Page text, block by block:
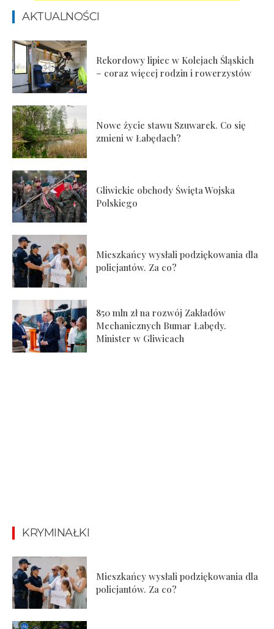
AKTUALNOŚCI
Rekordowy lipiec w Kolejach Śląskich
– coraz więcej rodzin i rowerzystów
Nowe życie stawu Szuwarek. Co się
zmieni w Łabędach?
Gliwickie obchody Święta Wojska
Polskiego
Mieszkańcy wysłali podziękowania dla
policjantów. Za co?
850 mln zł na rozwój Zakładów
Mechanicznych Bumar Łabędy.
Minister w Gliwicach
KRYMINAŁKI
Mieszkańcy wysłali podziękowania dla
policjantów. Za co?